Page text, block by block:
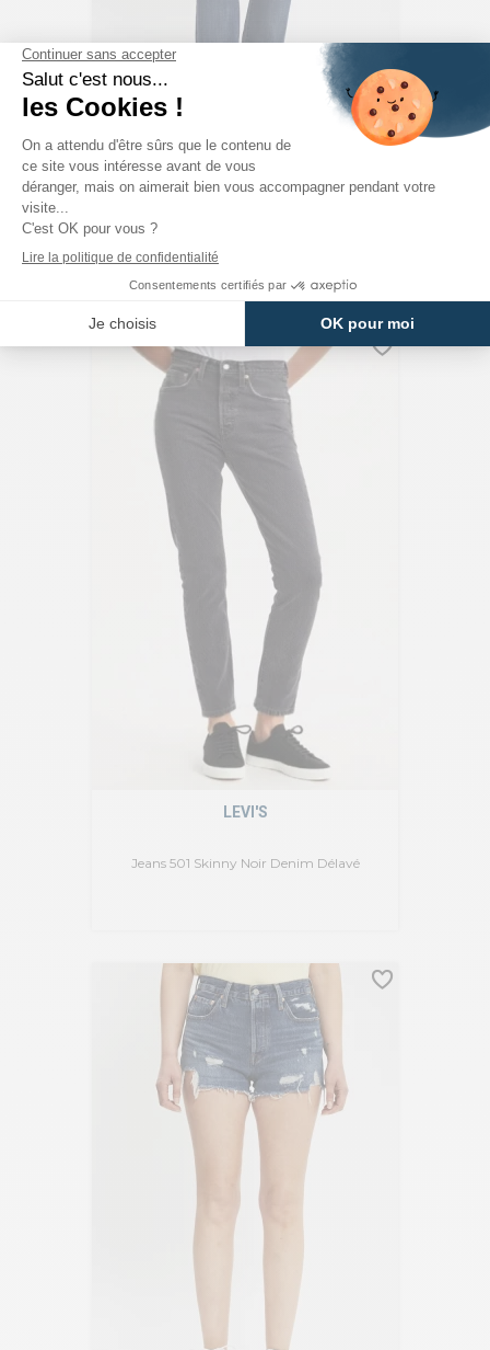
Jeans 724 Taille Haute Straight Dark Indigo
Jeans 501 Skinny Noir Denim Délavé
LEVI'S